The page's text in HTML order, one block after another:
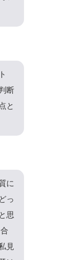
断
と
に
っ
思
見